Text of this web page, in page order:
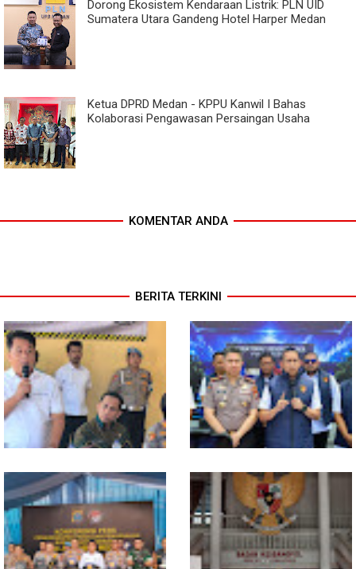
Dorong Ekosistem Kendaraan Listrik: PLN UID
Sumatera Utara Gandeng Hotel Harper Medan
Ketua DPRD Medan - KPPU Kanwil I Bahas
Kolaborasi Pengawasan Persaingan Usaha
KOMENTAR ANDA
BERITA TERKINI
Polresta Deliserdang
Musnahkan 1,2 Kilo Gram
Sabu-sabu: Tiga Tersangka
Gagal Edarkan Ribuan Dosis
Narkoba
Polda Sumut Bongkar Sindikat
Scamming Internasional di
Apartemen Medan, Korban
Rugi Rp6,7 Miliar